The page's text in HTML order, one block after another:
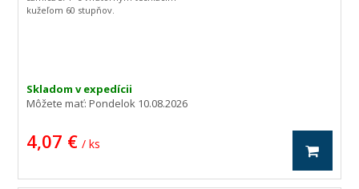
Skladom v expedícii
Môžete mať:Pondelok 10.08.2026
4,07 € / ks
kužeľom 60 stupňov.